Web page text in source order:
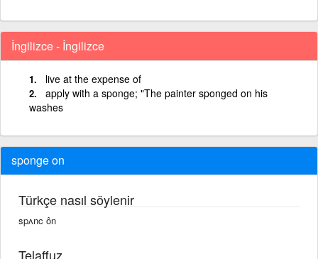
İngilizce - İngilizce
live at the expense of
apply with a sponge; "The painter sponged on his
washes
sponge on
Türkçe nasıl söylenir
spʌnc ôn
Telaffuz